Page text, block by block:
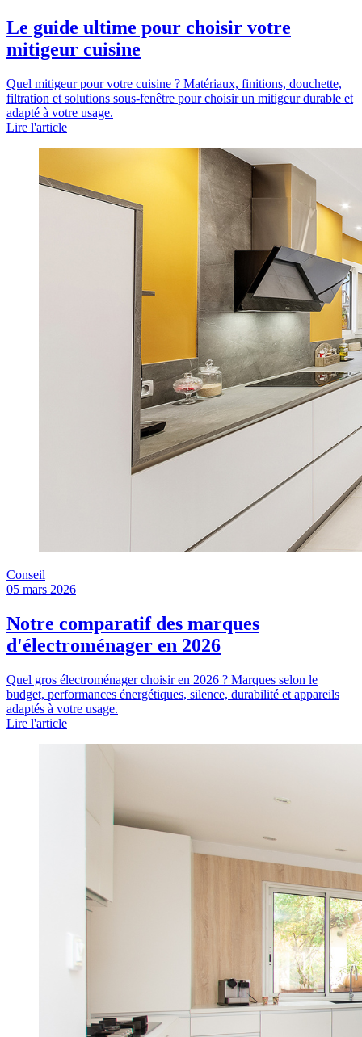
Le guide ultime pour choisir votre
mitigeur cuisine
Quel mitigeur pour votre cuisine ? Matériaux, finitions, douchette,
filtration et solutions sous-fenêtre pour choisir un mitigeur durable et
adapté à votre usage.
Lire l'article
Conseil
05 mars 2026
Notre comparatif des marques
d'électroménager en 2026
Quel gros électroménager choisir en 2026 ? Marques selon le
budget, performances énergétiques, silence, durabilité et appareils
adaptés à votre usage.
Lire l'article